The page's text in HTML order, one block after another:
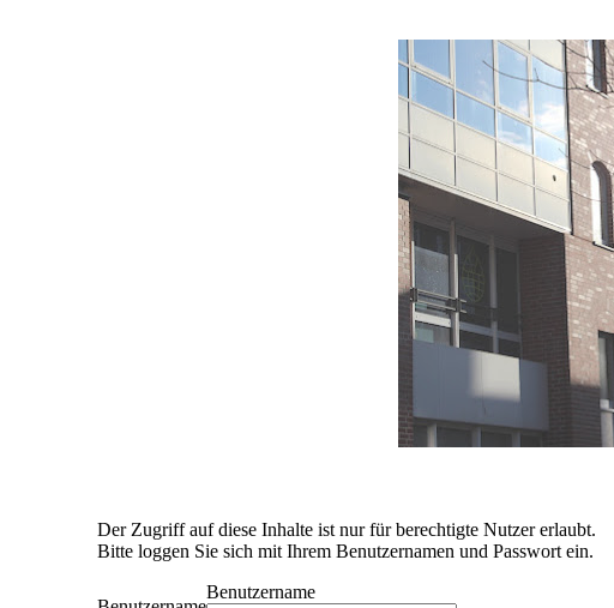
Der Zugriff auf diese Inhalte ist nur für berechtigte Nutzer erlaubt.
Bitte loggen Sie sich mit Ihrem Benutzernamen und Passwort ein.
Benutzername